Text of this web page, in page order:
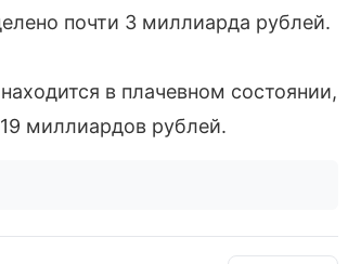
почти 3 миллиарда рублей.
в плачевном состоянии,
миллиардов рублей.